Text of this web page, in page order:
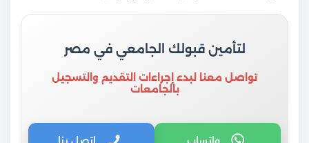
لتأمين قبولك الجامعي في مصر
تواصل معنا لبدء إجراءات التقديم والتسجيل
بالجامعات